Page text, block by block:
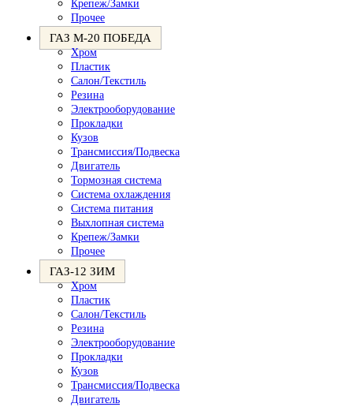
Крепеж/Замки
Прочее
ГАЗ М-20 ПОБЕДА
Хром
Пластик
Салон/Текстиль
Резина
Электрооборудование
Прокладки
Кузов
Трансмиссия/Подвеска
Двигатель
Тормозная система
Система охлаждения
Система питания
Выхлопная система
Крепеж/Замки
Прочее
ГАЗ-12 ЗИМ
Хром
Пластик
Салон/Текстиль
Резина
Электрооборудование
Прокладки
Кузов
Трансмиссия/Подвеска
Двигатель